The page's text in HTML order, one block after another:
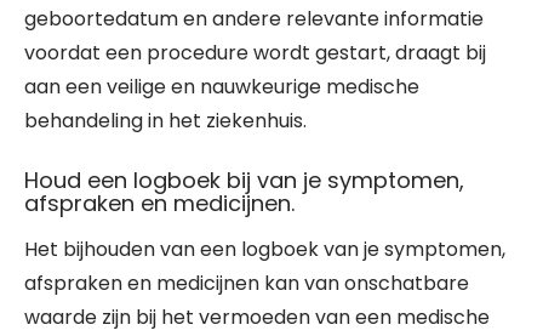
geboortedatum en andere relevante informatie
voordat een procedure wordt gestart, draagt bij
aan een veilige en nauwkeurige medische
behandeling in het ziekenhuis.
Houd een logboek bij van je symptomen,
afspraken en medicijnen.
Het bijhouden van een logboek van je symptomen,
afspraken en medicijnen kan van onschatbare
waarde zijn bij het vermoeden van een medische